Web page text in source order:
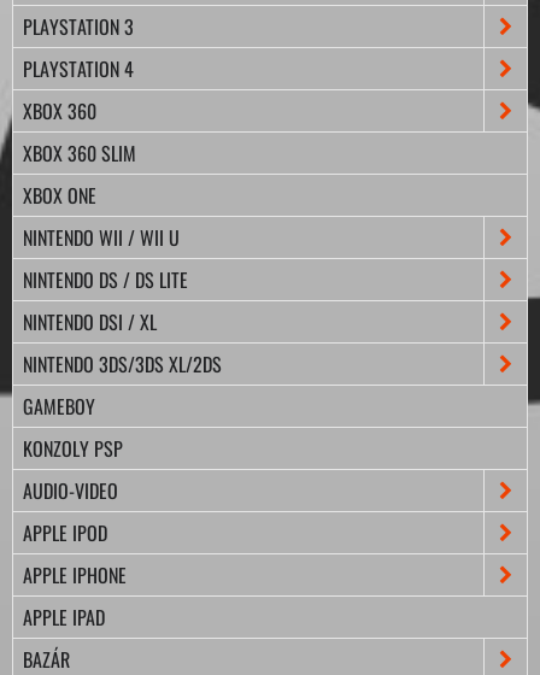
PLAYSTATION 3
PLAYSTATION 4
XBOX 360
XBOX 360 SLIM
XBOX ONE
NINTENDO WII / WII U
NINTENDO DS / DS LITE
NINTENDO DSI / XL
NINTENDO 3DS/3DS XL/2DS
GAMEBOY
KONZOLY PSP
AUDIO-VIDEO
APPLE IPOD
APPLE IPHONE
APPLE IPAD
BAZÁR